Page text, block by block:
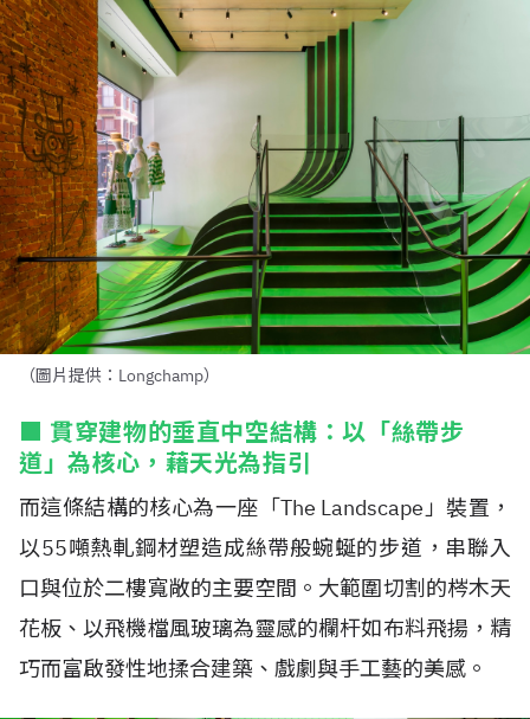
（圖片提供：Longchamp）
■ 貫穿建物的垂直中空結構：以「絲帶步
道」為核心，藉天光為指引
而這條結構的核心為一座「The Landscape」裝置，
以55噸熱軋鋼材塑造成絲帶般蜿蜒的步道，串聯入
口與位於二樓寬敞的主要空間。大範圍切割的梣木天
花板、以飛機檔風玻璃為靈感的欄杆如布料飛揚，精
巧而富啟發性地揉合建築、戲劇與手工藝的美感。